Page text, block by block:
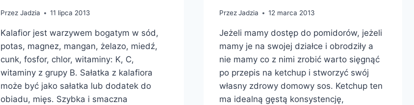
Przez Jadzia 11 lipca 2013
Kalafior jest warzywem bogatym w sód,
potas, magnez, mangan, żelazo, miedź,
cunk, fosfor, chlor, witaminy: K, C,
witaminy z grupy B. Sałatka z kalafiora
może być jako sałatka lub dodatek do
obiadu, mięs. Szybka i smaczna
Przez Jadzia 12 marca 2013
Jeżeli mamy dostęp do pomidorów, jeżeli
mamy je na swojej działce i obrodziły a
nie mamy co z nimi zrobić warto sięgnąć
po przepis na ketchup i stworzyć swój
własny zdrowy domowy sos. Ketchup ten
ma idealną gęstą konsystencję,